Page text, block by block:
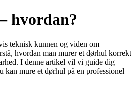
hvordan?
teknisk kunnen og viden om
hvordan man murer et dørhul korrekt
I denne artikel vil vi guide dig
kan mure et dørhul på en professionel